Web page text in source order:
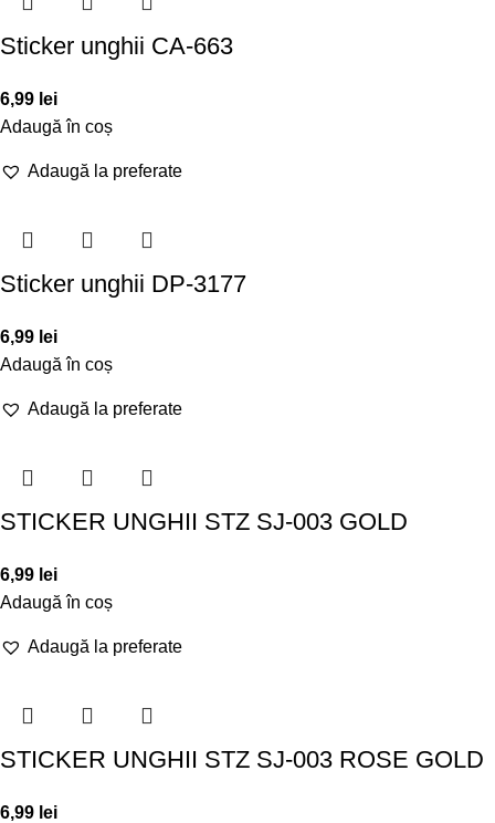
Sticker unghii CA-663
6,99 lei
Adaugă în coș
Adaugă la preferate
Sticker unghii DP-3177
6,99 lei
Adaugă în coș
Adaugă la preferate
STICKER UNGHII STZ SJ-003 GOLD
6,99 lei
Adaugă în coș
Adaugă la preferate
STICKER UNGHII STZ SJ-003 ROSE GOLD
6,99 lei